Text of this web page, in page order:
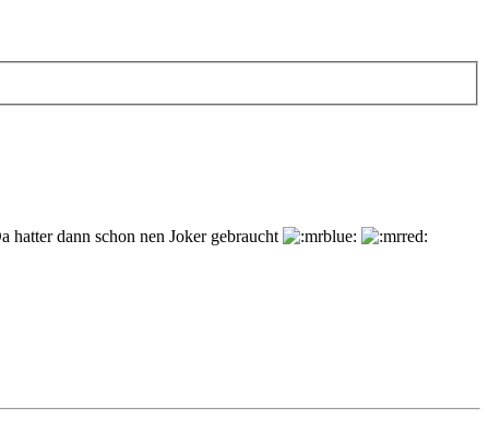
hatter dann schon nen Joker gebraucht